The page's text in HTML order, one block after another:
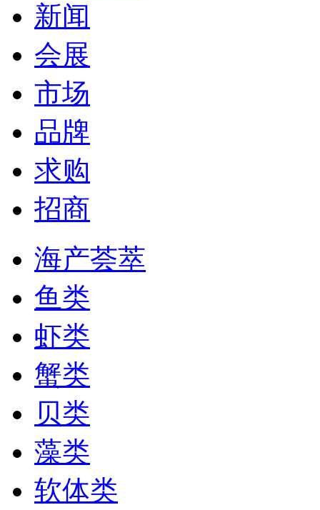
新闻
会展
市场
品牌
求购
招商
海产荟萃
鱼类
虾类
蟹类
贝类
藻类
软体类